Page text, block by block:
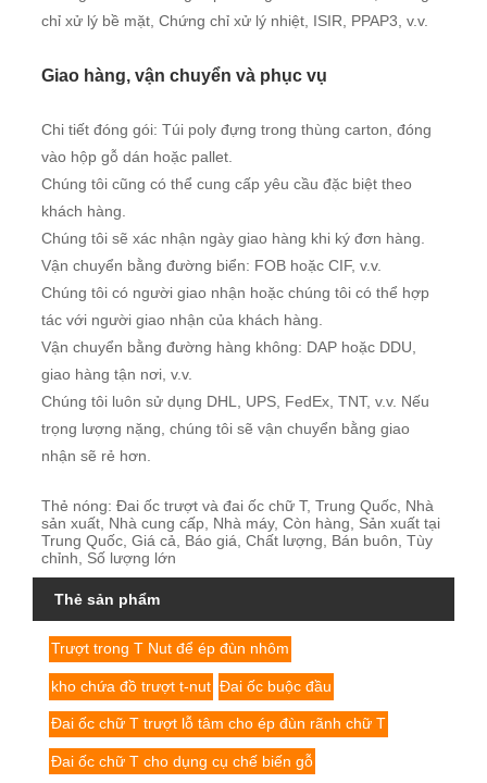
chỉ xử lý bề mặt, Chứng chỉ xử lý nhiệt, ISIR, PPAP3, v.v.
Giao hàng, vận chuyển và phục vụ
Chi tiết đóng gói: Túi poly đựng trong thùng carton, đóng
vào hộp gỗ dán hoặc pallet.
Chúng tôi cũng có thể cung cấp yêu cầu đặc biệt theo
khách hàng.
Chúng tôi sẽ xác nhận ngày giao hàng khi ký đơn hàng.
Vận chuyển bằng đường biển: FOB hoặc CIF, v.v.
Chúng tôi có người giao nhận hoặc chúng tôi có thể hợp
tác với người giao nhận của khách hàng.
Vận chuyển bằng đường hàng không: DAP hoặc DDU,
giao hàng tận nơi, v.v.
Chúng tôi luôn sử dụng DHL, UPS, FedEx, TNT, v.v. Nếu
trọng lượng nặng, chúng tôi sẽ vận chuyển bằng giao
nhận sẽ rẻ hơn.
Thẻ nóng: Đai ốc trượt và đai ốc chữ T, Trung Quốc, Nhà
sản xuất, Nhà cung cấp, Nhà máy, Còn hàng, Sản xuất tại
Trung Quốc, Giá cả, Báo giá, Chất lượng, Bán buôn, Tùy
chỉnh, Số lượng lớn
Thẻ sản phẩm
Trượt trong T Nut để ép đùn nhôm
kho chứa đồ trượt t-nut Đai ốc buộc đầu
Đai ốc chữ T trượt lỗ tâm cho ép đùn rãnh chữ T
Đai ốc chữ T cho dụng cụ chế biến gỗ